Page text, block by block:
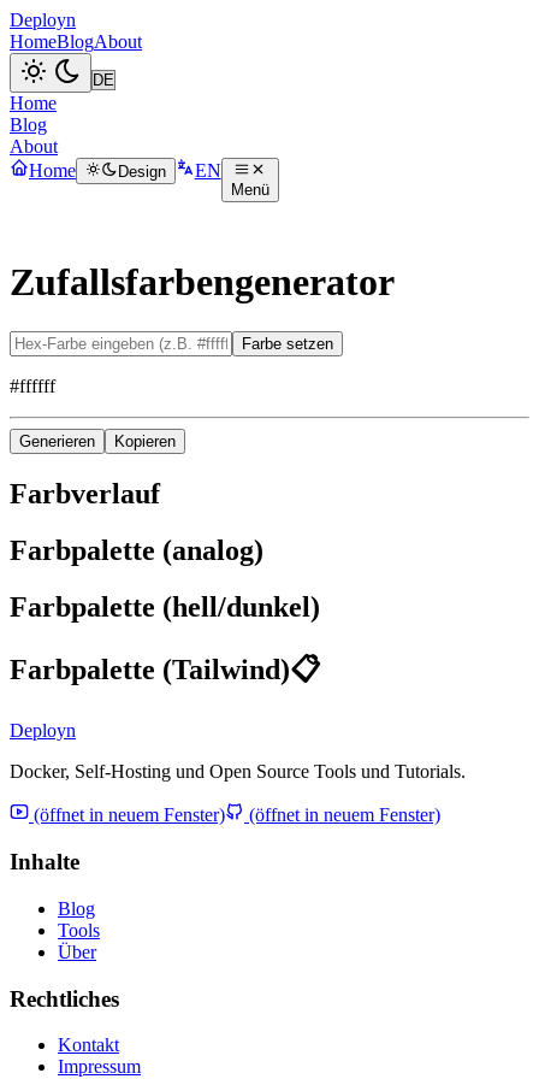
Deployn
HomeBlogAbout
Home
Blog
About
Home
Design EN
Menü
Zufallsfarbengenerator
Farbe setzen
#ffffff
Generieren Kopieren
Farbverlauf
Farbpalette (analog)
Farbpalette (hell/dunkel)
Farbpalette (Tailwind)📋
Deployn
Docker, Self-Hosting und Open Source Tools und Tutorials.
(öffnet in neuem Fenster) (öffnet in neuem Fenster)
Inhalte
Blog
Tools
Über
Rechtliches
Kontakt
Impressum